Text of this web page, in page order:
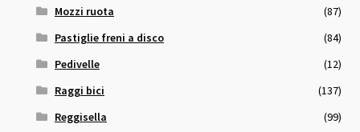
Mozzi ruota
(87)
Pastiglie freni a disco
(84)
Pedivelle
(12)
Raggi bici
(137)
Reggisella
(99)